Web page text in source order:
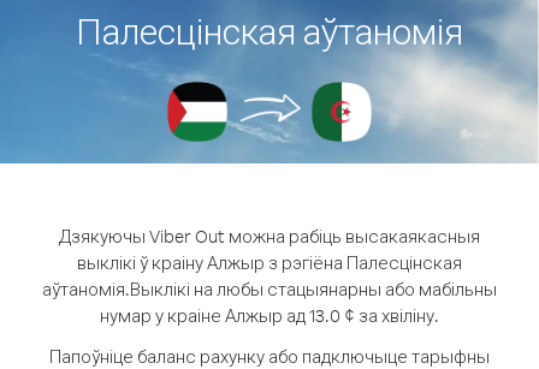
Палесцінская аўтаномія
Дзякуючы Viber Out можна рабіць высакаякасныя
выклікі ў краіну Алжыр з рэгіёна Палесцінская
аўтаномія.Выклікі на любы стацыянарны або мабільны
нумар у краіне Алжыр ад 13.0 ¢ за хвіліну.
Папоўніце баланс рахунку або падключыце тарыфны